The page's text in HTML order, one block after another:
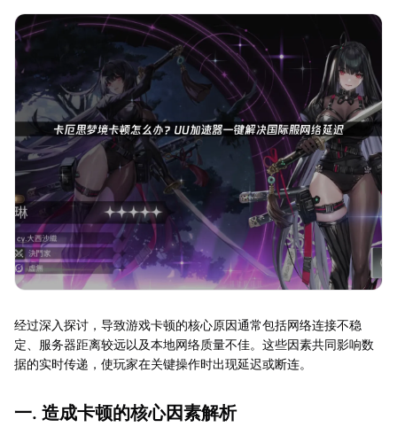
经过深入探讨，导致游戏卡顿的核心原因通常包括网络连接不稳
定、服务器距离较远以及本地网络质量不佳。这些因素共同影响数
据的实时传递，使玩家在关键操作时出现延迟或断连。
一. 造成卡顿的核心因素解析